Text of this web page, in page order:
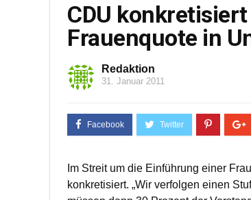
CDU
Frauenquote in
Redaktion
31. Januar 2011
Im Streit um die Einführung einer
konkretisiert. „Wir verfolgen einen